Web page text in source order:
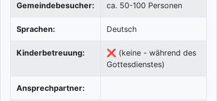
Gemeindebesucher: ca. 50-100 Personen
Sprachen: Deutsch
Kinderbetreuung:
❌ (keine - während des
Gottesdienstes)
Ansprechpartner: